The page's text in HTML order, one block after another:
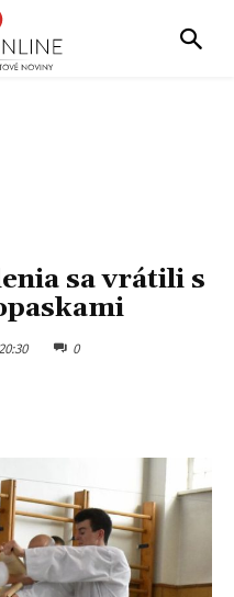
sa vrátili s
0